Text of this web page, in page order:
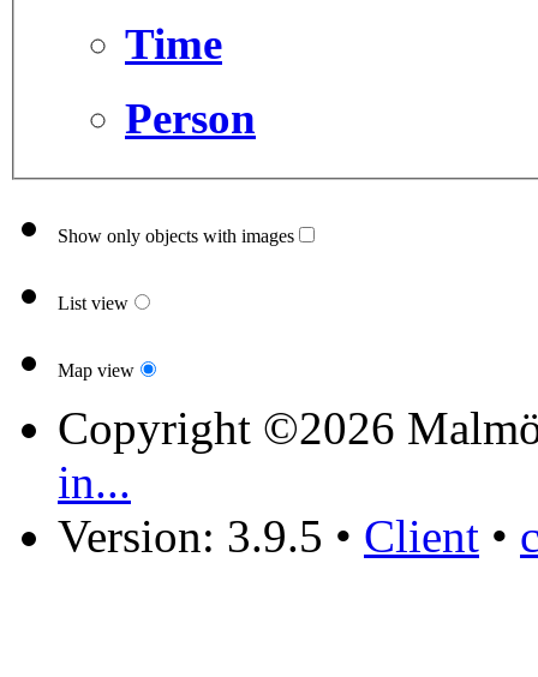
Time
Person
Show only objects with images
List view
Map view
Copyright ©2026
in...
Version: 3.9.5 • Client •